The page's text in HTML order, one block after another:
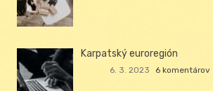
Karpatský euroregión
6. 3. 2023 6 komentárov